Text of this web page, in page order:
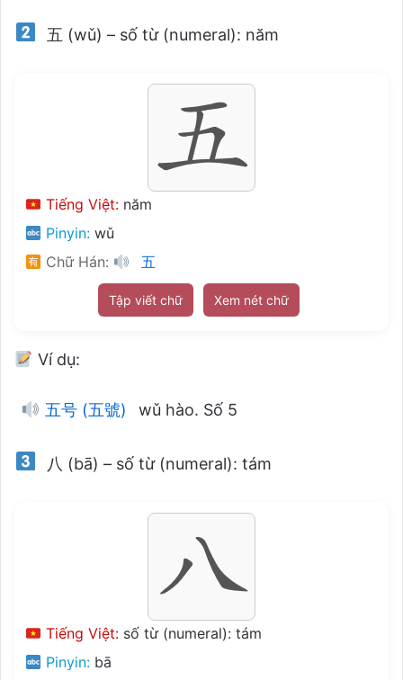
五 (wǔ) – số từ (numeral): năm
Tiếng Việt: năm
Pinyin: wǔ
Chữ Hán:
五
Tập viết chữ Xem nét chữ
Ví dụ:
五号 (五號) wǔ hào. Số 5
八 (bā) – số từ (numeral): tám
Tiếng Việt: số từ (numeral): tám
Pinyin: bā